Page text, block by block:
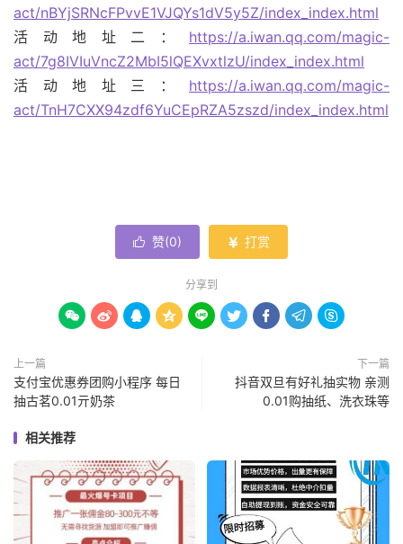
act/nBYjSRNcFPvvE1VJQYs1dV5y5Z/index_index.html
活动地址二： https://a.iwan.qq.com/magic-
act/7g8IVIuVncZ2MbI5lQEXvxtlzU/index_index.html
活动地址三： https://a.iwan.qq.com/magic-
act/TnH7CXX94zdf6YuCEpRZA5zszd/index_index.html
 赞(0)  打赏
分享到
        
上一篇
支付宝优惠券团购小程序 每日
抽古茗0.01亓奶茶
下一篇
抖音双旦有好礼抽实物 亲测
0.01购抽纸、洗衣珠等
相关推荐